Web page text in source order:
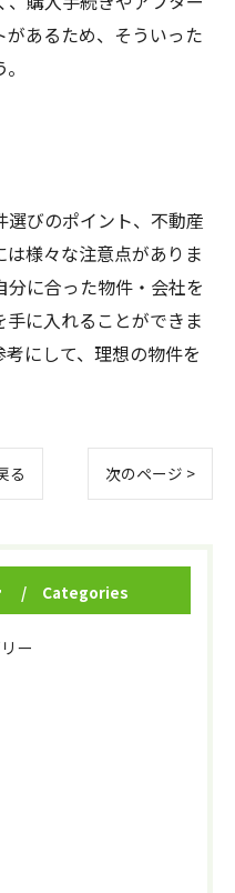
あるため、そういった
びのポイント、不動産
様々な注意点がありま
に合った物件・会社を
に入れることができま
にして、理想の物件を
る 次のページ >
Categories
ー